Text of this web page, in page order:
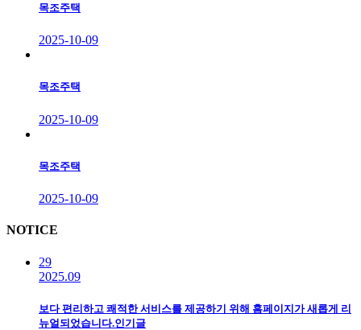
목조주택
2025-10-09
목조주택
2025-10-09
목조주택
2025-10-09
NOTICE
29
2025.09
보다 편리하고 쾌적한 서비스를 제공하기 위해 홈페이지가 새롭게 리
뉴얼되었습니다.인기글